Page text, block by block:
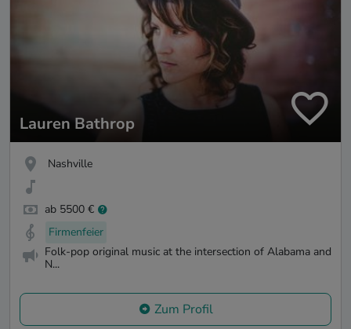
Lauren Bathrop
Nashville
ab 5500 €
Firmenfeier
Folk-pop original music at the intersection of Alabama and
N...
Zum Profil